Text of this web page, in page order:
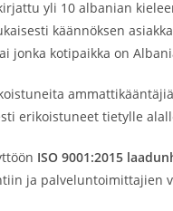
yli 10 albanian
käännöksen
jonka kotipaikka on
erikoistuneet tietylle
ISO 9001:2015
ja palveluntoimittajien